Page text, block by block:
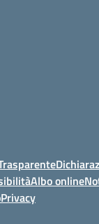
Albo online
Privacy